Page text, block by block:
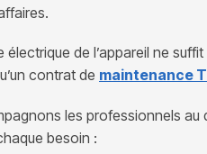
électrique de l’appareil ne
contrat de maintenance
les professionnels
besoin :